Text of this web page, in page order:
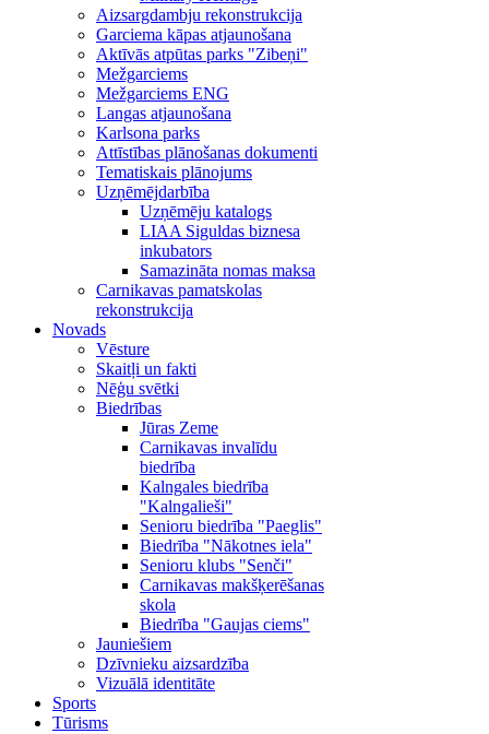
Aizsargdambju rekonstrukcija
Garciema kāpas atjaunošana
Aktīvās atpūtas parks "Zibeņi"
Mežgarciems
Mežgarciems ENG
Langas atjaunošana
Karlsona parks
Attīstības plānošanas dokumenti
Tematiskais plānojums
Uzņēmējdarbība
Uzņēmēju katalogs
LIAA Siguldas biznesa
inkubators
Samazināta nomas maksa
Carnikavas pamatskolas
rekonstrukcija
Novads
Vēsture
Skaitļi un fakti
Nēģu svētki
Biedrības
Jūras Zeme
Carnikavas invalīdu
biedrība
Kalngales biedrība
"Kalngalieši"
Senioru biedrība "Paeglis"
Biedrība "Nākotnes iela"
Senioru klubs "Senči"
Carnikavas makšķerēšanas
skola
Biedrība "Gaujas ciems"
Jauniešiem
Dzīvnieku aizsardzība
Vizuālā identitāte
Sports
Tūrisms